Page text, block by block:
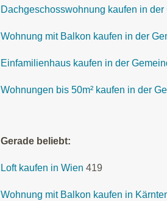
Dachgeschosswohnung kaufen in
Wohnung mit Balkon kaufen in der
Einfamilienhaus kaufen in der
Wohnungen bis 50m² kaufen in der
Gerade beliebt:
Loft kaufen in Wien 419
Wohnung mit Balkon kaufen in